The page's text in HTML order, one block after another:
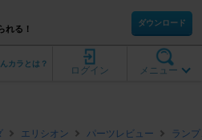
れる！
ダウンロード
メニュー
ログイン
カラとは？
エリシオン パーツレビュー ラン